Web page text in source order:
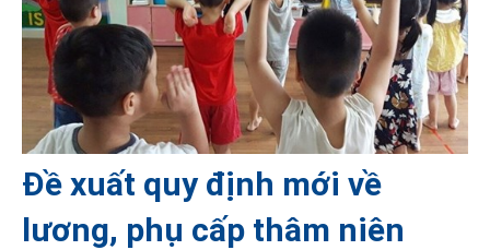
Đề xuất quy định mới về
lương, phụ cấp thâm niên